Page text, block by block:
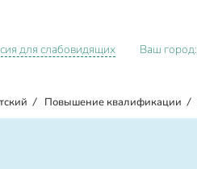
для слабовидящих Ваш город:
/ Повышение квалификации /